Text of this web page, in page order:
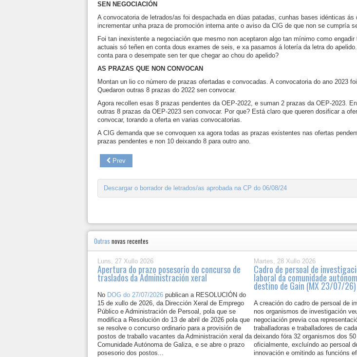
SEN NEGOCIACIÓN
A convocatoria de letrados/as foi despachada en dúas patadas, cunhas bases idénticas
incrementar unha praza de promoción interna ante o aviso da CIG de que non se cumpría
Foi tan inexistente a negociación que mesmo non aceptaron algo tan mínimo como
actuais só teñen en conta dous exames de seis, e xa pasamos á lotería da letra do
conta para o desempate sen ter que chegar ao chou do apelido?
AS PRAZAS QUE NON CONVOCAN
Montan un lio co número de prazas ofertadas e convocadas. A convocatoria do ano 2023
Quedaron outras 8 prazas do 2022 sen convocar.
Agora recollen esas 8 prazas pendentes da OEP-2022, e suman 2 prazas da OEP-2023.
outras 8 prazas da OEP-2023 sen convocar. Por que? Está claro que queren dosificar a
convocar, torando a oferta en varias convocatorias.
A CIG demanda que se convoquen xa agora todas as prazas existentes nas ofertas
prazas pendentes e non 10 deixando 8 para outro ano.
Prev
Descargar o borrador de letrados/as aprobada na CP do 06/08/24
Outras novas recentes
Luns, 27 Xullo 2026
Apertura do prazo posesorio do concurso de
traslados da Administración xeral
No DOG do 27/07/2026 publican a RESOLUCIÓN do
15 de xullo de 2026, da Dirección Xeral de Emprego
Público e Administración de Persoal, pola que se
modifica a Resolución do 13 de abril de 2026 pola que
se resolve o concurso ordinario para a provisión de
postos de traballo vacantes da Administración xeral da
Comunidade Autónoma de Galiza, e se abre o prazo
posesorio dos postos...
Martes, 28 Xullo 2026
Cadro de persoal de
laboral da comunidade
destino de Gain (MX 23/07/26)
A creación do cadro de persoal de
nos organismos de investigación
negociación previa coa
traballadoras e traballadores de
deixando fóra 32 organismos dos
oficialmente, excluíndo ao persoal
innovación e omitindo as funcións